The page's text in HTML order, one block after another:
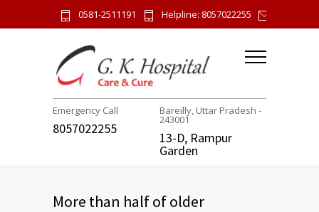
0581-2511191 Helpline: 8057022255
Emergency Call
8057022255
Bareilly, Uttar Pradesh -
243001
13-D, Rampur
Garden
More than half of older